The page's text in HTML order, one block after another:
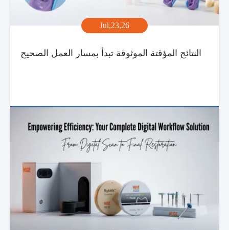
Jul,23,26
النتائج المؤقتة الموثوقة تبدأ بمسار العمل الصحيح